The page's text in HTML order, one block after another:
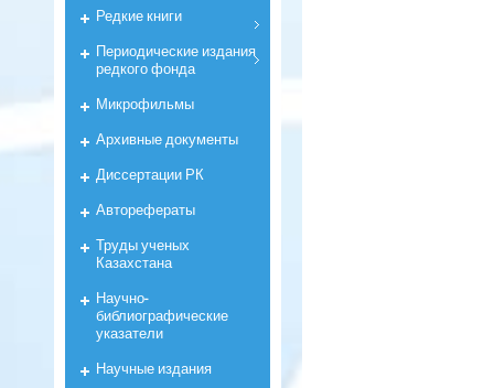
Редкие книги
Периодические издания
редкого фонда
Микрофильмы
Архивные документы
Диссертации РК
Авторефераты
Труды ученых
Казахстана
Научно-
библиографические
указатели
Научные издания